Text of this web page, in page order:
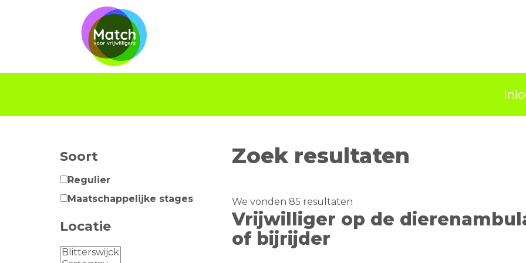
Soort
Regulier
Maatschappelijke stages
Locatie
Zoek resultaten
We vonden 85 resultaten
Vrijwilliger op de
of bijrijder